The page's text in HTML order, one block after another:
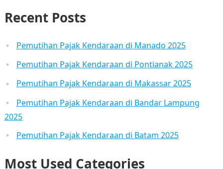
Recent Posts
Pemutihan Pajak Kendaraan di Manado 2025
Pemutihan Pajak Kendaraan di Pontianak 2025
Pemutihan Pajak Kendaraan di Makassar 2025
Pemutihan Pajak Kendaraan di Bandar Lampung
2025
Pemutihan Pajak Kendaraan di Batam 2025
Most Used Categories